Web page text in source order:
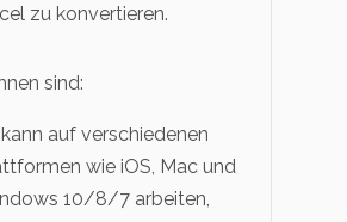
zu konvertieren.
sind:
auf verschiedenen
wie iOS, Mac und
10/8/7 arbeiten,